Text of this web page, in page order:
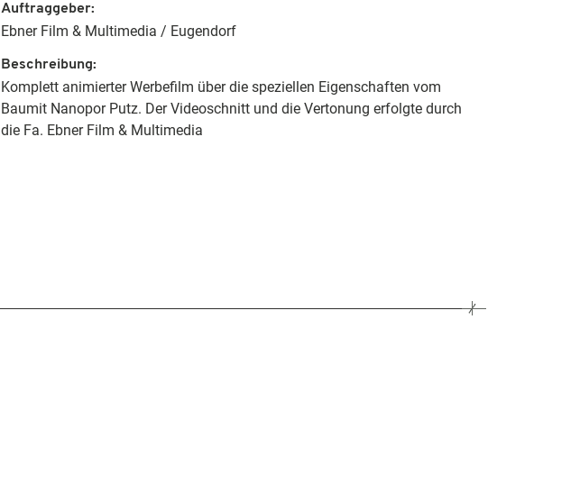
Auftraggeber
Ebner Film & Multimedia / Eugendorf
Beschreibung
Komplett animierter Werbefilm über die speziellen Eigenschaften vom
Baumit Nanopor Putz. Der Videoschnitt und die Vertonung erfolgte durch
die Fa. Ebner Film & Multimedia